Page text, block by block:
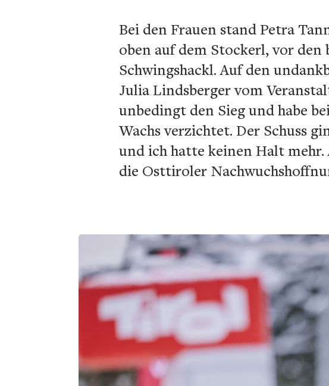
Bei den Frauen stand Petra
oben auf dem Stockerl, vor
Schwingshackl. Auf den
Julia Lindsberger vom
unbedingt den Sieg und habe
Wachs verzichtet. Der Schuss
und ich hatte keinen Halt mehr.
die Osttiroler